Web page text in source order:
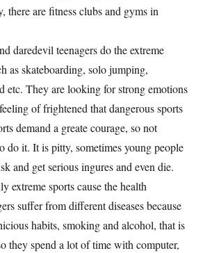
there are fitness clubs and gyms in
daredevil teenagers do the extreme
as skateboarding, solo jumping,
etc. They are looking for strong emotions
of frightened that dangerous sports
demand a greate courage, so not
do it. It is pitty, sometimes young people
and get serious ingures and even die.
extreme sports cause the health
suffer from different diseases because
habits, smoking and alcohol, that is
they spend a lot of time with computer,